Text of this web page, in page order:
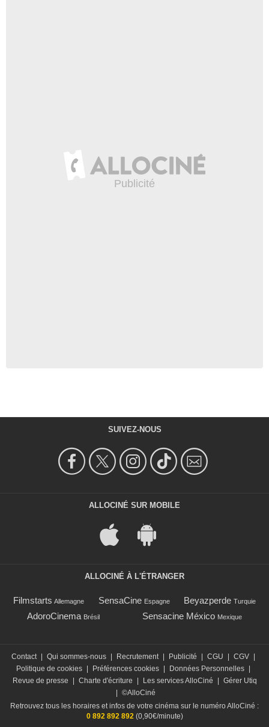
SUIVEZ-NOUS
ALLOCINÉ SUR MOBILE
ALLOCINÉ À L'ÉTRANGER
Filmstarts Allemagne SensaCine Espagne Beyazperde Turquie
AdoroCinema Brésil Sensacine México Mexique
Contact Qui sommes-nous Recrutement Publicité CGU CGV
Politique de cookies
Préférences cookies Données Personnelles
Revue de presse
Charte d'écriture Les services AlloCiné
Gérer Utiq
©AlloCiné
Retrouvez tous les horaires et infos de votre cinéma sur le numéro AlloCiné :
0 892 892 892(0,90€/minute)